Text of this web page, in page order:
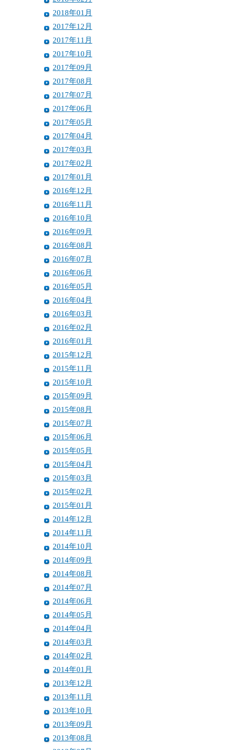
2018年01月
2017年12月
2017年11月
2017年10月
2017年09月
2017年08月
2017年07月
2017年06月
2017年05月
2017年04月
2017年03月
2017年02月
2017年01月
2016年12月
2016年11月
2016年10月
2016年09月
2016年08月
2016年07月
2016年06月
2016年05月
2016年04月
2016年03月
2016年02月
2016年01月
2015年12月
2015年11月
2015年10月
2015年09月
2015年08月
2015年07月
2015年06月
2015年05月
2015年04月
2015年03月
2015年02月
2015年01月
2014年12月
2014年11月
2014年10月
2014年09月
2014年08月
2014年07月
2014年06月
2014年05月
2014年04月
2014年03月
2014年02月
2014年01月
2013年12月
2013年11月
2013年10月
2013年09月
2013年08月